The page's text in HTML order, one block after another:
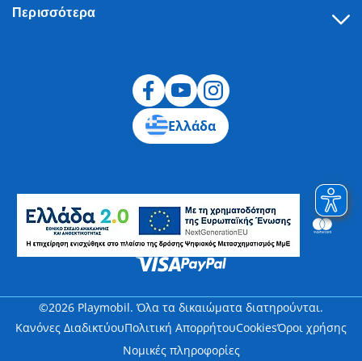
Περισσότερα
Ελλάδα
©2026 Playmobil. Όλα τα δικαιώματα διατηρούνται.
Κανόνες ΔιαδικτύουΠολιτική ΑπορρήτουCookiesΌροι χρήσης
Νομικές πληροφορίες